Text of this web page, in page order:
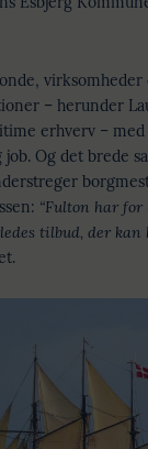
virksomheder
– herunder
erhverv – med
job. Og det brede
“Fulton har
tilbud, der kan